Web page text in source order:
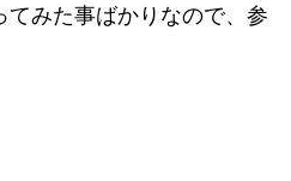
みた事ばかりなので、参